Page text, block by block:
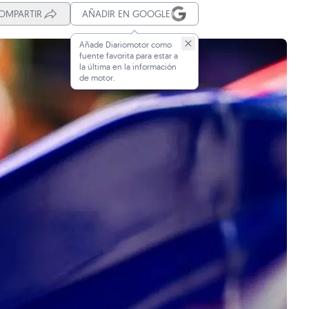
AÑADIR EN GOOGLE
Añade Diariomotor como
fuente favorita para estar a
la última en la información
de motor.